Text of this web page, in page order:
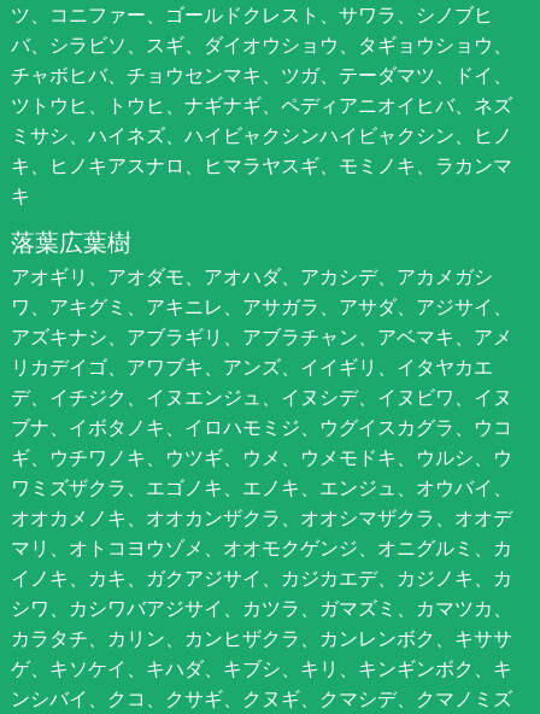
ツ、コニファー、ゴールドクレスト、サワラ、シノブヒ
バ、シラビソ、スギ、ダイオウショウ、タギョウショウ、
チャボヒバ、チョウセンマキ、ツガ、テーダマツ、ドイ、
ツトウヒ、トウヒ、ナギナギ、ペディアニオイヒバ、ネズ
ミサシ、ハイネズ、ハイビャクシンハイビャクシン、ヒノ
キ、ヒノキアスナロ、ヒマラヤスギ、モミノキ、ラカンマ
キ
落葉広葉樹
アオギリ、アオダモ、アオハダ、アカシデ、アカメガシ
ワ、アキグミ、アキニレ、アサガラ、アサダ、アジサイ、
アズキナシ、アブラギリ、アブラチャン、アベマキ、アメ
リカデイゴ、アワブキ、アンズ、イイギリ、イタヤカエ
デ、イチジク、イヌエンジュ、イヌシデ、イヌビワ、イヌ
ブナ、イボタノキ、イロハモミジ、ウグイスカグラ、ウコ
ギ、ウチワノキ、ウツギ、ウメ、ウメモドキ、ウルシ、ウ
ワミズザクラ、エゴノキ、エノキ、エンジュ、オウバイ、
オオカメノキ、オオカンザクラ、オオシマザクラ、オオデ
マリ、オトコヨウゾメ、オオモクゲンジ、オニグルミ、カ
イノキ、カキ、ガクアジサイ、カジカエデ、カジノキ、カ
シワ、カシワバアジサイ、カツラ、ガマズミ、カマツカ、
カラタチ、カリン、カンヒザクラ、カンレンボク、キササ
ゲ、キソケイ、キハダ、キブシ、キリ、キンギンボク、キ
ンシバイ、クコ、クサギ、クヌギ、クマシデ、クマノミズ